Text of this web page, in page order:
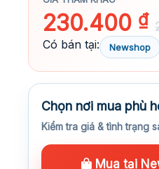
230.400 ₫
Có bán tại:
Newshop
Chọn nơi mua phù
Kiểm tra giá & tình trạng
Mua tại